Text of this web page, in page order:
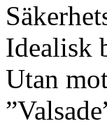
Idealisk
Utan